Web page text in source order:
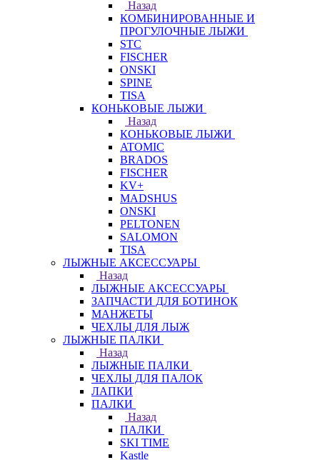
Назад
КОМБИНИРОВАННЫЕ И
ПРОГУЛОЧНЫЕ ЛЫЖИ
STC
FISCHER
ONSKI
SPINE
TISA
КОНЬКОВЫЕ ЛЫЖИ
Назад
КОНЬКОВЫЕ ЛЫЖИ
ATOMIC
BRADOS
FISCHER
KV+
MADSHUS
ONSKI
PELTONEN
SALOMON
TISA
ЛЫЖНЫЕ АКСЕССУАРЫ
Назад
ЛЫЖНЫЕ АКСЕССУАРЫ
ЗАПЧАСТИ ДЛЯ БОТИНОК
МАНЖЕТЫ
ЧЕХЛЫ ДЛЯ ЛЫЖ
ЛЫЖНЫЕ ПАЛКИ
Назад
ЛЫЖНЫЕ ПАЛКИ
ЧЕХЛЫ ДЛЯ ПАЛОК
ЛАПКИ
ПАЛКИ
Назад
ПАЛКИ
SKI TIME
Kastle